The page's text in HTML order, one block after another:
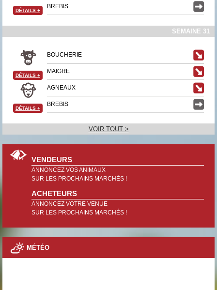
BREBIS
DÉTAILS +
SEMAINE 31
BOUCHERIE
MAIGRE
DÉTAILS +
AGNEAUX
BREBIS
DÉTAILS +
VOIR TOUT >
VENDEURS
ANNONCEZ VOS ANIMAUX
SUR LES PROCHAINS MARCHÉS !
ACHETEURS
ANNONCEZ VOTRE VENUE
SUR LES PROCHAINS MARCHÉS !
MÉTÉO